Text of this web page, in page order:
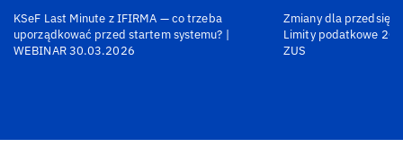
KSeF Last Minute z IFIRMA — co trzeba
uporządkować przed startem systemu? |
WEBINAR 30.03.2026
Zmiany dla
Limity podatkowe
ZUS